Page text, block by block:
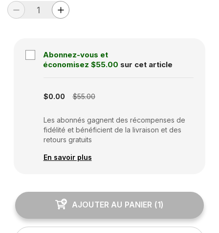
Abonnez-vous et
économisez $55.00 sur cet article
$0.00 $55.00
Les abonnés gagnent des récompenses de
fidélité et bénéficient de la livraison et des
retours gratuits
En savoir plus
AJOUTER AU PANIER (1)